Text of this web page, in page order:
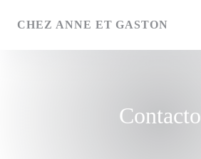
CHEZ ANNE ET GASTON
Contacto